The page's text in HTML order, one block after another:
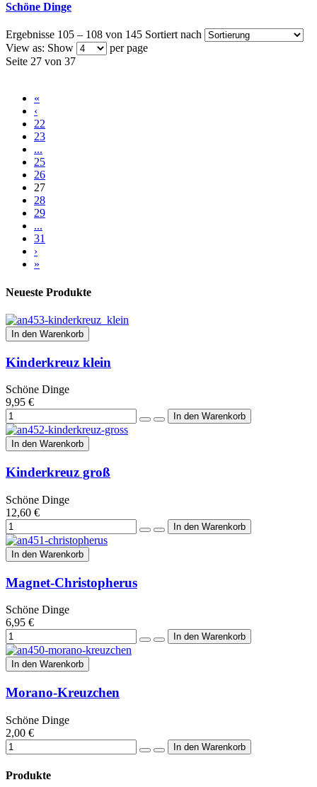
Schöne Dinge
Ergebnisse 105 – 108 von 145 Sortiert nach
View as: Show
per page
Seite 27 von 37
«
‹
22
23
...
25
26
27
28
29
...
31
›
»
Neueste Produkte
In den Warenkorb
Kinderkreuz klein
Schöne Dinge
9,95 €
In den Warenkorb
Kinderkreuz groß
Schöne Dinge
12,60 €
In den Warenkorb
Magnet-Christopherus
Schöne Dinge
6,95 €
In den Warenkorb
Morano-Kreuzchen
Schöne Dinge
2,00 €
Produkte